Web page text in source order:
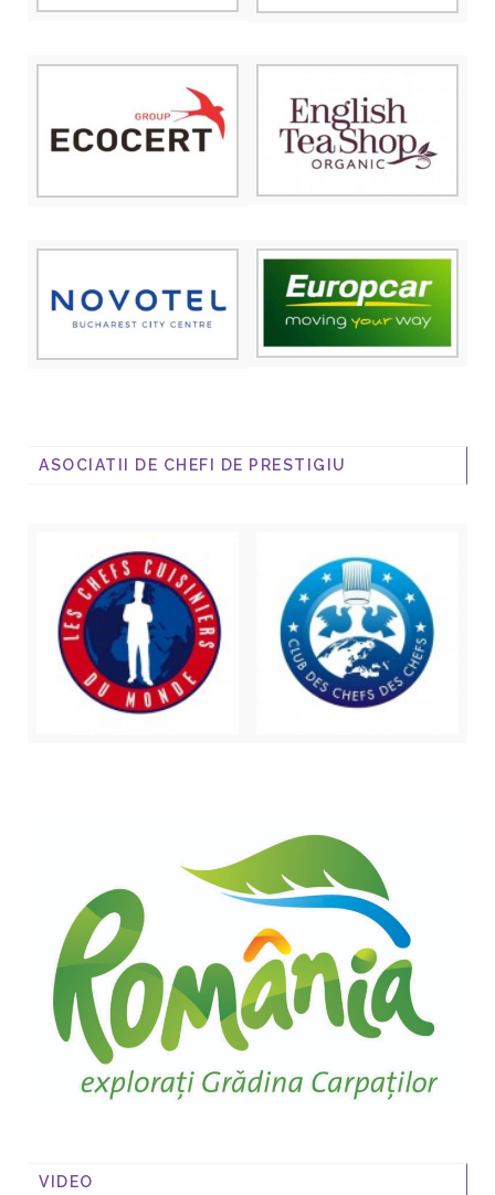
ASOCIATII DE CHEFI DE PRESTIGIU
VIDEO